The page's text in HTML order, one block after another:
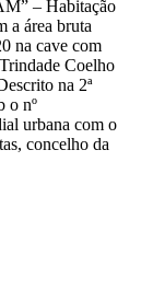
– Habitação
a área bruta
na cave com
Coelho
na 2ª
o nº
urbana com o
concelho da